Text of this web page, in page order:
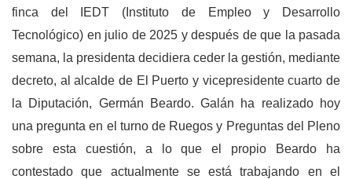
finca del IEDT (Instituto de Empleo y Desarrollo
Tecnológico) en julio de 2025 y después de que la pasada
semana, la presidenta decidiera ceder la gestión, mediante
decreto, al alcalde de El Puerto y vicepresidente cuarto de
la Diputación, Germán Beardo. Galán ha realizado hoy
una pregunta en el turno de Ruegos y Preguntas del Pleno
sobre esta cuestión, a lo que el propio Beardo ha
contestado que actualmente se está trabajando en el